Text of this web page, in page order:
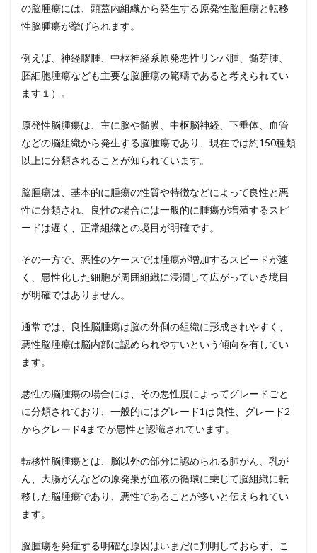
の脳腫瘍には、頭蓋内組織から発生する原発性脳腫瘍と転移
性脳腫瘍が挙げられます。
例えば、神経膠腫、中枢神経系原発悪性リンパ腫、髄芽腫、
胚細胞腫瘍なども主要な脳腫瘍の範疇であると考えられてい
ます１）。
原発性脳腫瘍は、主に脳や髄膜、中枢脳神経、下垂体、血管
などの脳組織から発生する脳腫瘍であり、現在では約150種類
以上に分類されることが知られています。
脳腫瘍は、基本的に腫瘍の性質や特徴などによって良性と悪
性に分類され、良性の場合には一般的に腫瘍が増殖するスピ
ードは遅く、正常組織との境目が明確です。
その一方で、悪性のケースでは腫瘍が増加するスピードが速
く、悪性化した細胞が周囲組織に浸潤して広がっていき境目
が明確ではありません。
通常では、良性脳腫瘍は脳の外側の組織に形成されやすく、
悪性脳腫瘍は脳内部に認められやすいという傾向を有してい
ます。
悪性の脳腫瘍の場合には、その悪性度によってグレードごと
に分類されており、一般的にはグレード1は良性、グレード2
からグレード4までが悪性と認識されています。
転移性脳腫瘍とは、脳以外の部分に認められる肺がん、乳が
ん、大腸がんなどの原発巣が血液の循環に乗じて脳組織に転
移した脳腫瘍であり、悪性であることが多いと伝えられてい
ます。
脳腫瘍を発症する明確な原因はいまだに判明しておらず、こ